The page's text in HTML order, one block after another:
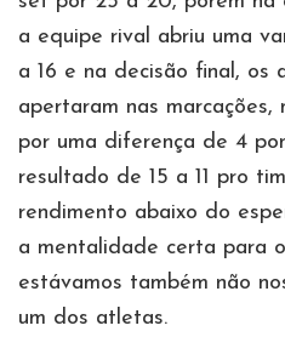
a equipe rival abriu uma
a 16 e na decisão final, os
apertaram nas marcações,
por uma diferença de 4
resultado de 15 a 11 pro
rendimento abaixo do
a mentalidade certa para
estávamos também não
um dos atletas.